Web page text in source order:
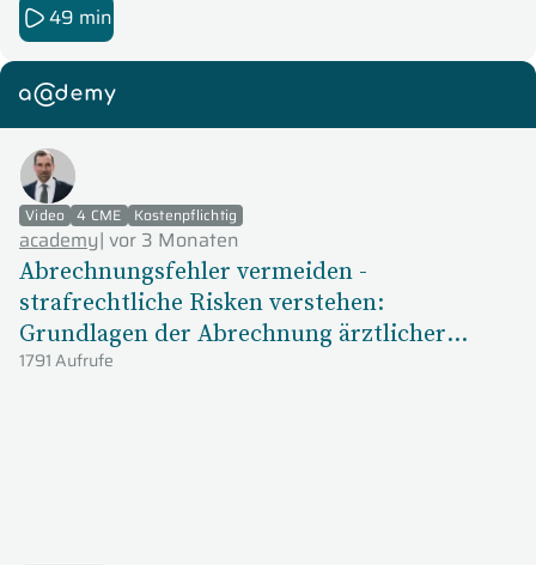
49 min
academy
Video 4 CME Kostenpflichtig
academy| vor 3 Monaten
Abrechnungsfehler vermeiden -
strafrechtliche Risken verstehen:
Grundlagen der Abrechnung ärztlicher
Behandlungsleistungen in der Praxis und in
1791 Aufrufe